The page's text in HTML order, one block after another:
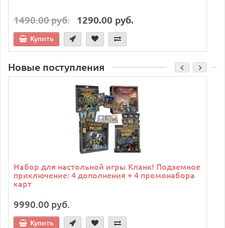
1490.00 руб. 1290.00 руб.
Купить
Новые поступления
Набор для настольной игры Кланк! Подземное
приключение: 4 дополнения + 4 промонабора
карт
9990.00 руб.
Купить